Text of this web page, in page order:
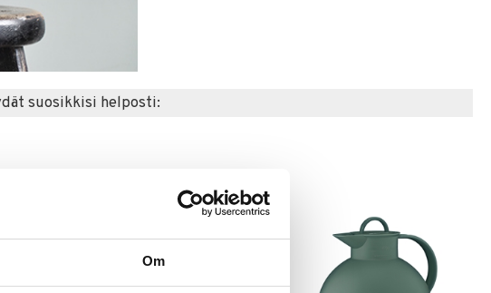
Om
suosikkisi helposti: